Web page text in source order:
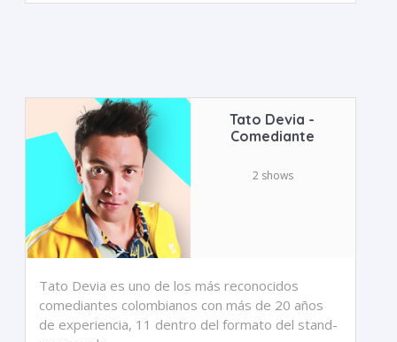
Tato Devia -
Comediante
2 shows
Tato Devia es uno de los más reconocidos
comediantes colombianos con más de 20 años
de experiencia, 11 dentro del formato del stand-